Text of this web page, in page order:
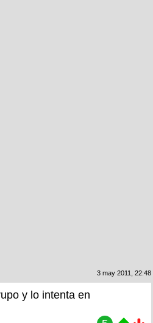
3 may 2011, 22:48
y lo intenta en